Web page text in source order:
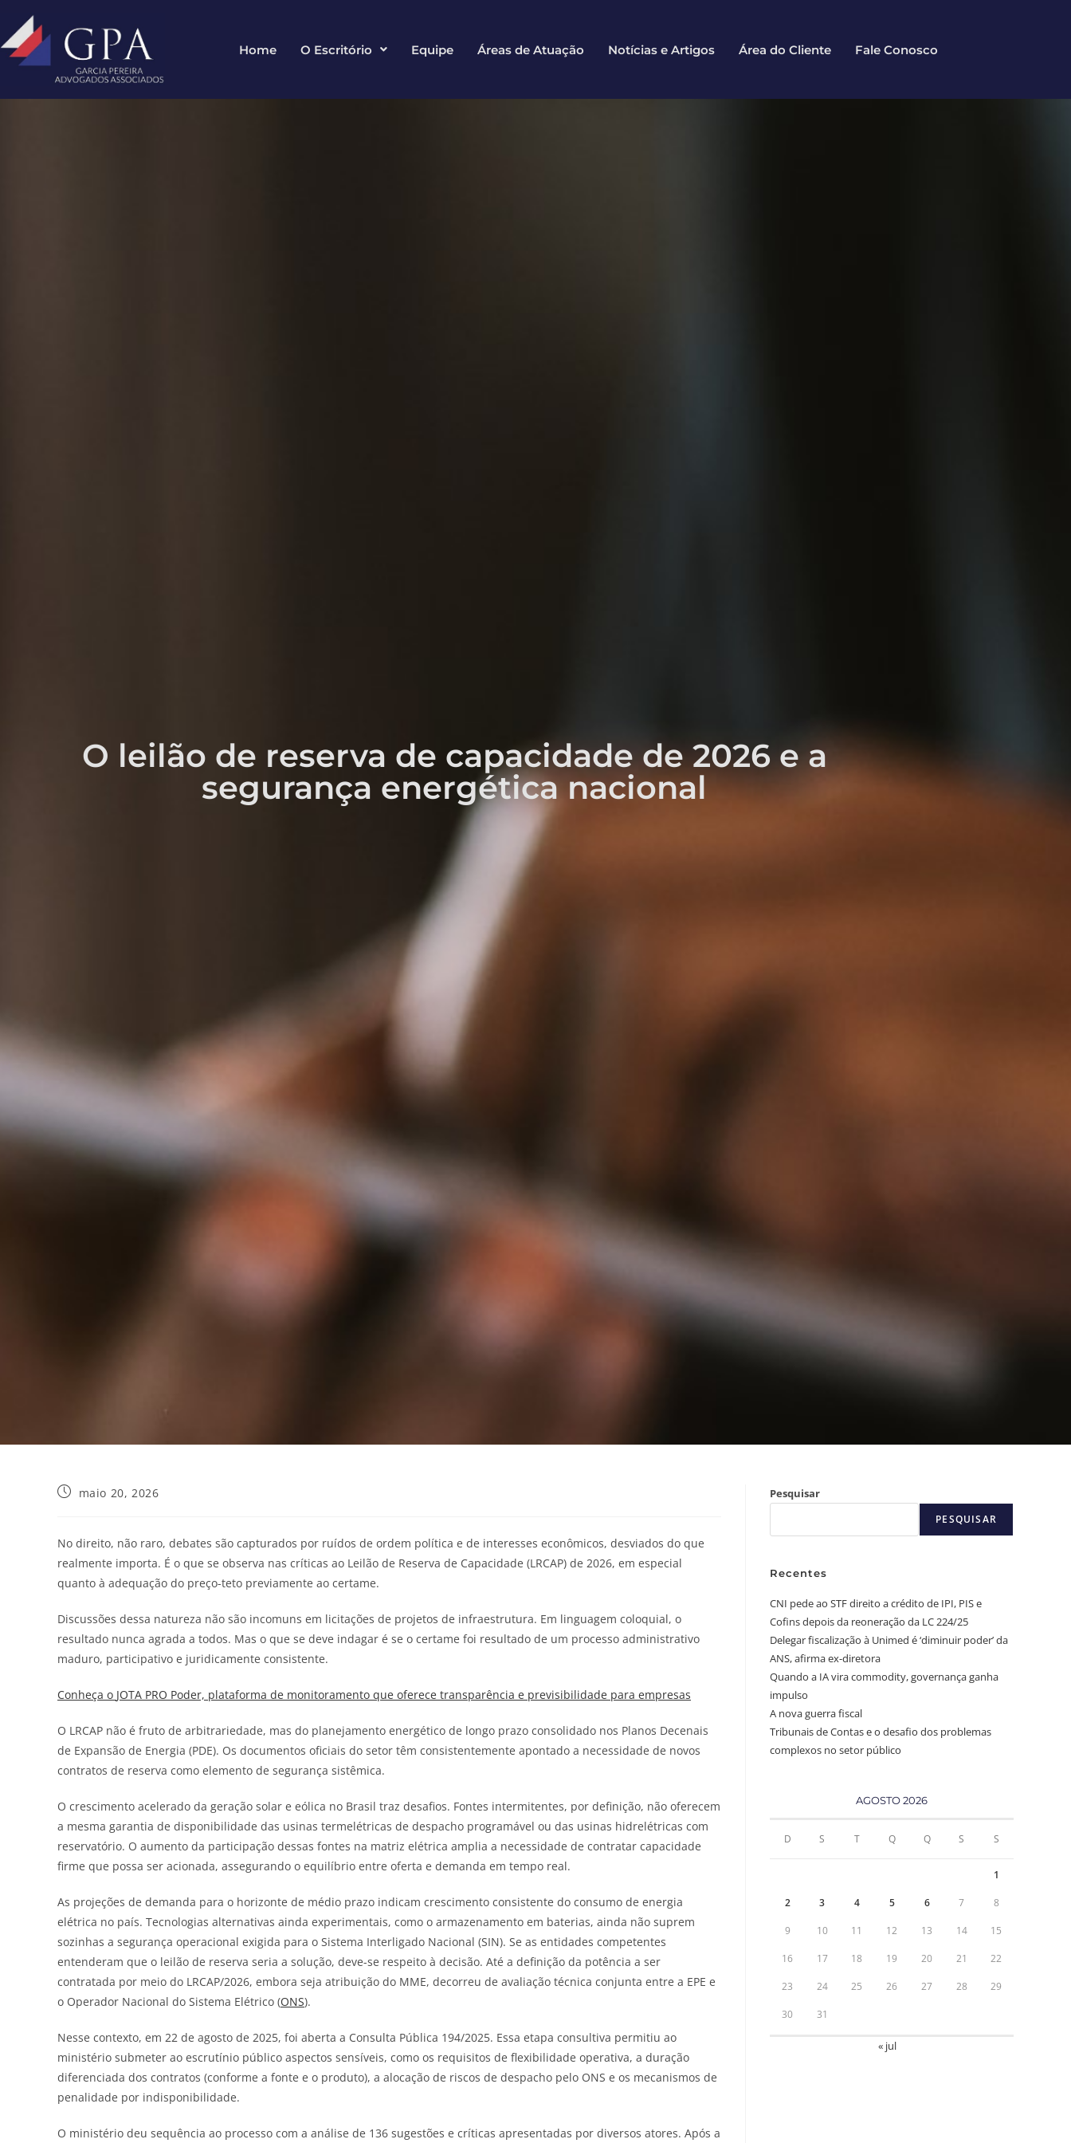
Home O Escritório Equipe Áreas de Atuação Notícias e Artigos Área do Cliente Fale Conosco
O leilão de reserva de capacidade de 2026 e a
segurança energética nacional
maio 20, 2026
No direito, não raro, debates são capturados por ruídos de ordem política e de interesses econômicos, desviados do que
realmente importa. É o que se observa nas críticas ao Leilão de Reserva de Capacidade (LRCAP) de 2026, em especial
quanto à adequação do preço-teto previamente ao certame.
Discussões dessa natureza não são incomuns em licitações de projetos de infraestrutura. Em linguagem coloquial, o
resultado nunca agrada a todos. Mas o que se deve indagar é se o certame foi resultado de um processo administrativo
maduro, participativo e juridicamente consistente.
Conheça o JOTA PRO Poder, plataforma de monitoramento que oferece transparência e previsibilidade para empresas
O LRCAP não é fruto de arbitrariedade, mas do planejamento energético de longo prazo consolidado nos Planos Decenais
de Expansão de Energia (PDE). Os documentos oficiais do setor têm consistentemente apontado a necessidade de novos
contratos de reserva como elemento de segurança sistêmica.
O crescimento acelerado da geração solar e eólica no Brasil traz desafios. Fontes intermitentes, por definição, não oferecem
a mesma garantia de disponibilidade das usinas termelétricas de despacho programável ou das usinas hidrelétricas com
reservatório. O aumento da participação dessas fontes na matriz elétrica amplia a necessidade de contratar capacidade
firme que possa ser acionada, assegurando o equilíbrio entre oferta e demanda em tempo real.
As projeções de demanda para o horizonte de médio prazo indicam crescimento consistente do consumo de energia
elétrica no país. Tecnologias alternativas ainda experimentais, como o armazenamento em baterias, ainda não suprem
sozinhas a segurança operacional exigida para o Sistema Interligado Nacional (SIN). Se as entidades competentes
entenderam que o leilão de reserva seria a solução, deve-se respeito à decisão. Até a definição da potência a ser
contratada por meio do LRCAP/2026, embora seja atribuição do MME, decorreu de avaliação técnica conjunta entre a EPE e
o Operador Nacional do Sistema Elétrico (ONS).
Nesse contexto, em 22 de agosto de 2025, foi aberta a Consulta Pública 194/2025. Essa etapa consultiva permitiu ao
ministério submeter ao escrutínio público aspectos sensíveis, como os requisitos de flexibilidade operativa, a duração
diferenciada dos contratos (conforme a fonte e o produto), a alocação de riscos de despacho pelo ONS e os mecanismos de
penalidade por indisponibilidade.
O ministério deu sequência ao processo com a análise de 136 sugestões e críticas apresentadas por diversos atores. Após a
Pesquisar
PESQUISAR
Recentes
CNI pede ao STF direito a crédito de IPI, PIS e
Cofins depois da reoneração da LC 224/25
Delegar fiscalização à Unimed é ‘diminuir poder’ da
ANS, afirma ex-diretora
Quando a IA vira commodity, governança ganha
impulso
A nova guerra fiscal
Tribunais de Contas e o desafio dos problemas
complexos no setor público
AGOSTO 2026
D S T Q Q S S
1
2 3 4 5 6 7 8
9 10 11 12 13 14 15
16 17 18 19 20 21 22
23 24 25 26 27 28 29
30 31
« jul